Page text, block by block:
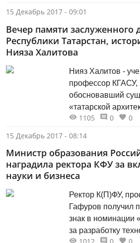
культуры имени
оказываешься в
- фасад
хлопает ветер,
торопится в...
15 Декабрь 2017 - 09:01
Вечер памяти заслуженного
Республики Татарстан,
Нияза Халитова
Нияз Халитов -
профессор КГАСУ,
обосновавший
«татарской
большой вклад в
художественного
Сююмбике и
Казанского
легенды
стиля и
решения храма
1105 0
0
15 Декабрь 2017 - 08:14
Министр образования
наградила ректора КФУ за
науки и бизнеса
Ректор К(П)ФУ,
Гафуров получил
знак в номинации
за разработку